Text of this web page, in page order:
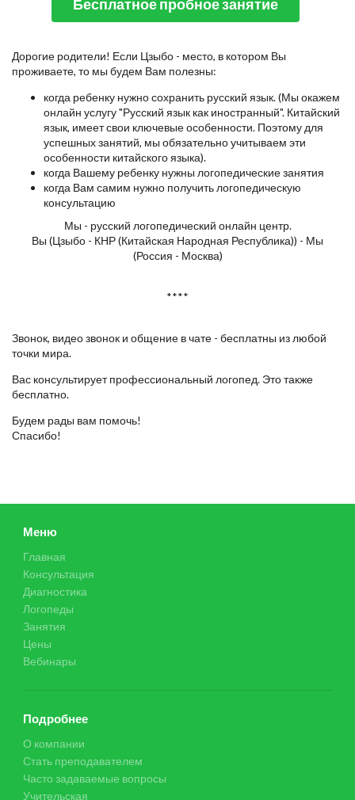
Бесплатное пробное занятие
Дорогие родители! Если Цзыбо - место, в котором Вы
проживаете, то мы будем Вам полезны:
когда ребенку нужно сохранить русский язык. (Мы окажем
онлайн услугу "Русский язык как иностранный". Китайский
язык, имеет свои ключевые особенности. Поэтому для
успешных занятий, мы обязательно учитываем эти
особенности китайского языка).
когда Вашему ребенку нужны логопедические занятия
когда Вам самим нужно получить логопедическую
консультацию
Мы - русский логопедический онлайн центр.
Вы (Цзыбо - КНР (Китайская Народная Республика)) - Мы
(Россия - Москва)
****
Звонок, видео звонок и общение в чате - бесплатны из любой
точки мира.
Вас консультирует профессиональный логопед. Это также
бесплатно.
Будем рады вам помочь!
Спасибо!
Меню
Главная
Консультация
Диагностика
Логопеды
Занятия
Цены
Вебинары
Подробнее
О компании
Стать преподавателем
Часто задаваемые вопросы
Учительская